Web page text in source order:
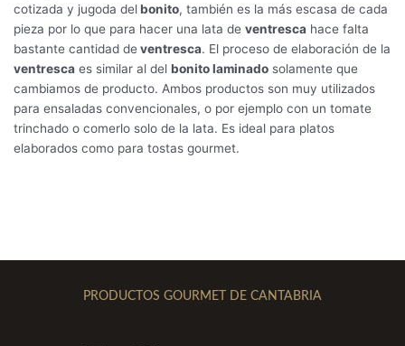
cotizada y jugoda delbonito, también es la más escasa de cada
pieza por lo que para hacer una lata de ventresca hace falta
bastante cantidad deventresca. El proceso de elaboración de la
ventresca es similar al del bonito laminado solamente que
cambiamos de producto. Ambos productos son muy utilizados
para ensaladas convencionales, o por ejemplo con un tomate
trinchado o comerlo solo de la lata. Es ideal para platos
elaborados como para tostas gourmet.
PRODUCTOS GOURMET DE CANTABRIA